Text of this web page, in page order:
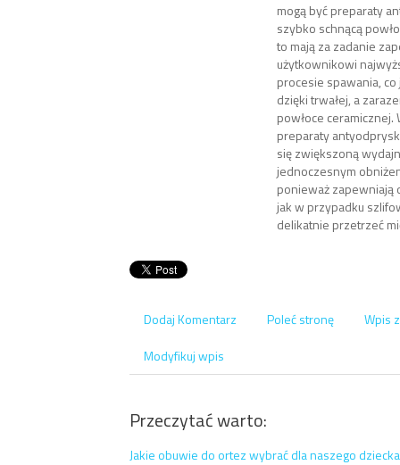
mogą być preparaty
szybko schnącą
to mają za zadanie
użytkownikowi
procesie spawania,
dzięki trwałej, a
powłoce ceramicznej.
preparaty
się zwiększoną
jednoczesnym
ponieważ
jak w przypadku
delikatnie przetrzeć
Dodaj Komentarz Poleć stronę
Wpis
Modyfikuj wpis
Przeczytać warto:
Jakie obuwie do ortez wybrać dla naszego